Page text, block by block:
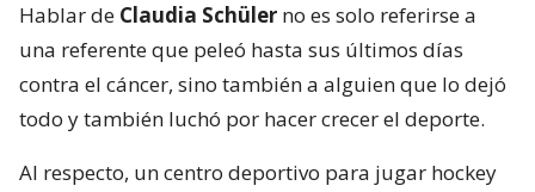
Hablar de Claudia Schüler no es solo referirse a
una referente que peleó hasta sus últimos días
contra el cáncer, sino también a alguien que lo dejó
todo y también luchó por hacer crecer el deporte.
Al respecto, un centro deportivo para jugar hockey